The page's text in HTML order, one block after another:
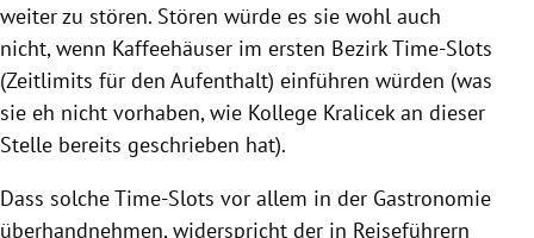
weiter zu stören. Stören würde es sie wohl auch
nicht, wenn Kaffeehäuser im ersten Bezirk Time-Slots
(Zeitlimits für den Aufenthalt) einführen würden (was
sie eh nicht vorhaben, wie Kollege Kralicek an dieser
Stelle bereits geschrieben hat).
Dass solche Time-Slots vor allem in der Gastronomie
überhandnehmen, widerspricht der in Reiseführern